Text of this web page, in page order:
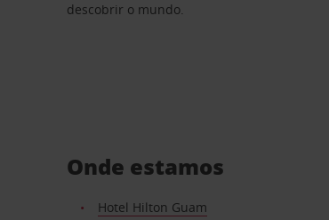
descobrir o mundo.
Onde estamos
Hotel Hilton Guam